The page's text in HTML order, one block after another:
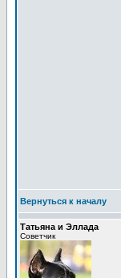
Вернуться к началу
Татьяна и Эллада
Советчик